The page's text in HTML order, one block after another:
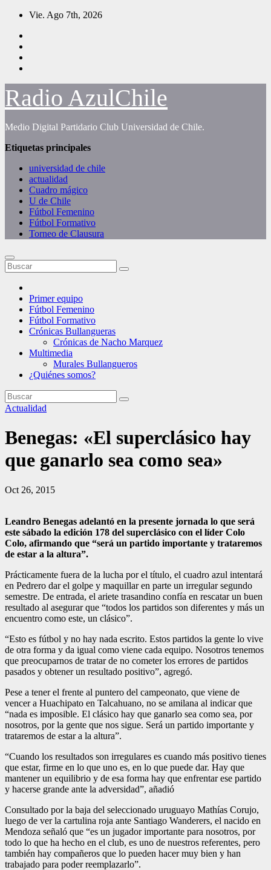
Saltar
contenido
Vie. Ago 7th, 2026
Radio AzulChile
Medio Digital Partidario Club Universidad de Chile.
Etiquetas principales
universidad de chile
actualidad
Cuadro mágico
U de Chile
Fútbol Femenino
Fútbol Formativo
Torneo de Clausura
Primer equipo
Fútbol Femenino
Fútbol Formativo
Crónicas Bullangueras
Crónicas de Nacho Marquez
Multimedia
Murales Bullangueros
¿Quiénes somos?
Actualidad
Benegas: «El superclásico hay
que ganarlo sea como sea»
Oct 26, 2015
Leandro Benegas adelantó en la presente jornada lo que será
este sábado la edición 178 del superclásico con el líder Colo
Colo, afirmando que “será un partido importante y trataremos
de estar a la altura”.
Prácticamente fuera de la lucha por el título, el cuadro azul intentará
en Pedrero dar el golpe y maquillar en parte un irregular segundo
semestre. De entrada, el ariete trasandino confía en rescatar un buen
resultado al asegurar que “todos los partidos son diferentes y más un
encuentro como este, un clásico”.
“Esto es fútbol y no hay nada escrito. Estos partidos la gente lo vive
de otra forma y da igual como viene cada equipo. Nosotros tenemos
que preocuparnos de tratar de no cometer los errores de partidos
pasados y obtener un resultado positivo”, agregó.
Pese a tener el frente al puntero del campeonato, que viene de
vencer a Huachipato en Talcahuano, no se amilana al indicar que
“nada es imposible. El clásico hay que ganarlo sea como sea, por
nosotros, por la gente que nos sigue. Será un partido importante y
trataremos de estar a la altura”.
“Cuando los resultados son irregulares es cuando más positivo tienes
que estar, firme en lo que uno es, en lo que puede dar. Hay que
mantener un equilibrio y de esa forma hay que enfrentar ese partido
y hacerse grande ante la adversidad”, añadió
Consultado por la baja del seleccionado uruguayo Mathías Corujo,
luego de ver la cartulina roja ante Santiago Wanderers, el nacido en
Mendoza señaló que “es un jugador importante para nosotros, por
todo lo que ha hecho en el club, es uno de nuestros referentes, pero
también hay compañeros que lo pueden hacer muy bien y han
trabajado para poder reemplazarlo”.